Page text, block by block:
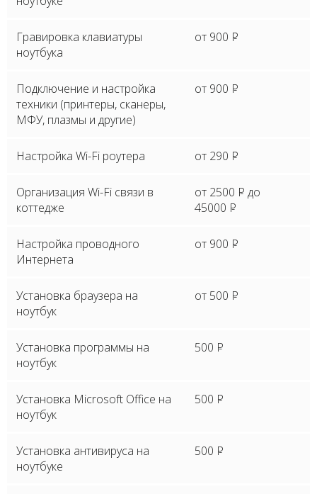
Гравировка клавиатуры
ноутбука
от 900 P
Подключение и настройка
техники (принтеры, сканеры,
МФУ, плазмы и другие)
от 900 P
Настройка Wi-Fi роутера от 290 P
Организация Wi-Fi связи в
коттедже
от 2500 P до
45000 P
Настройка проводного
Интернета
от 900 P
Установка браузера на
ноутбук
от 500 P
Установка программы на
ноутбук
500 P
Установка Microsoft Office на
ноутбук
500 P
Установка антивируса на
ноутбуке
500 P